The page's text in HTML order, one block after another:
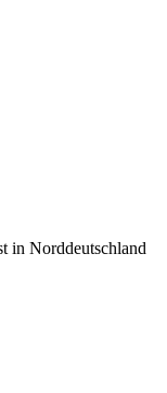
in Norddeutschland